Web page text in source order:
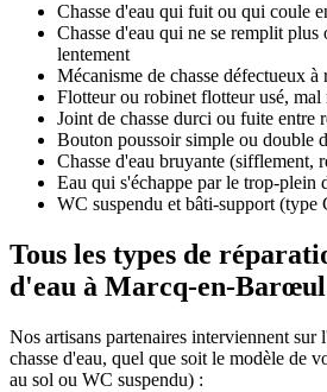
Chasse d'eau qui fuit ou qui coule
Chasse d'eau qui ne se remplit
lentement
Mécanisme de chasse défectueux à
Flotteur ou robinet flotteur usé, mal
Joint de chasse durci ou fuite entre
Bouton poussoir simple ou double
Chasse d'eau bruyante (sifflement,
Eau qui s'échappe par le trop-plein
WC suspendu et bâti-support (type
Tous les types de
d'eau à Marcq-en-Barœul
Nos artisans partenaires interviennent sur
chasse d'eau, quel que soit le modèle de
au sol ou WC suspendu) :